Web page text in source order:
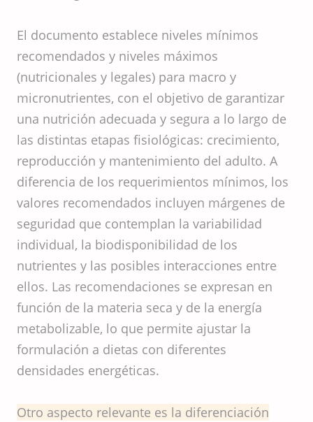
El documento establece niveles mínimos
recomendados y niveles máximos
(nutricionales y legales) para macro y
micronutrientes, con el objetivo de garantizar
una nutrición adecuada y segura a lo largo de
las distintas etapas fisiológicas: crecimiento,
reproducción y mantenimiento del adulto. A
diferencia de los requerimientos mínimos, los
valores recomendados incluyen márgenes de
seguridad que contemplan la variabilidad
individual, la biodisponibilidad de los
nutrientes y las posibles interacciones entre
ellos. Las recomendaciones se expresan en
función de la materia seca y de la energía
metabolizable, lo que permite ajustar la
formulación a dietas con diferentes
densidades energéticas.
Otro aspecto relevante es la diferenciación